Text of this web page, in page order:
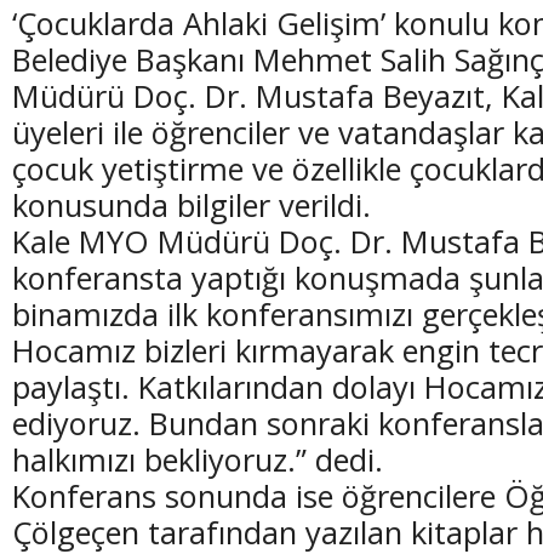
‘Çocuklarda Ahlaki Gelişim’ konulu
Belediye Başkanı Mehmet Salih
Müdürü Doç. Dr. Mustafa Beyazıt,
üyeleri ile öğrenciler ve vatandaşlar
çocuk yetiştirme ve özellikle
konusunda bilgiler verildi.
Kale MYO Müdürü Doç. Dr. Mustafa
konferansta yaptığı konuşmada
binamızda ilk konferansımızı
Hocamız bizleri kırmayarak engin
paylaştı. Katkılarından dolayı
ediyoruz. Bundan sonraki
halkımızı bekliyoruz.” dedi.
Konferans sonunda ise öğrencilere
Çölgeçen tarafından yazılan kitaplar
(20 Şubat - 20 Mart) (21 Mart - 20